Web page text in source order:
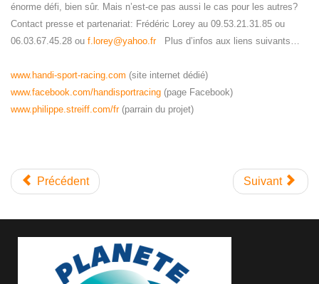
énorme défi, bien sûr. Mais n’est-ce pas aussi le cas pour les autres?
Contact presse et partenariat: Frédéric Lorey au 09.53.21.31.85 ou
06.03.67.45.28 ou f.lorey@yahoo.frPlus d’infos aux liens suivants…
www.handi-sport-racing.com (site internet dédié)
www.facebook.com/handisportracing (page Facebook)
www.philippe.streiff.com/fr(parrain du projet)
Précédent Suivant